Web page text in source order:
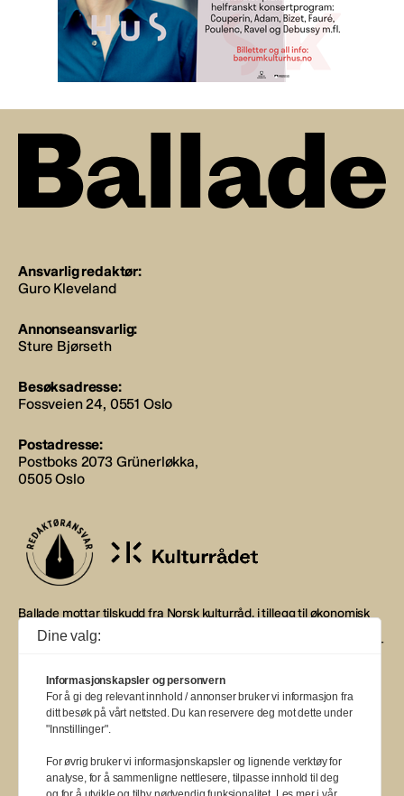
Ansvarlig redaktør:
Guro Kleveland
Annonseansvarlig:
Sture Bjørseth
Besøksadresse:
Fossveien 24, 0551 Oslo
Postadresse:
Postboks 2073 Grünerløkka,
0505 Oslo
Ballade mottar tilskudd fra Norsk kulturråd, i tillegg til økonomisk
støtte fra eierne NOPA, Norsk komponistforening og
Musikkforleggerne. Ballade drives etter Redaktør- og Vær Varsom-
BALLADE — NORGES MUSIKKMAGASIN
Dine valg:
Informasjonskapsler og personvern
For å gi deg relevant innhold / annonser bruker vi informasjon fra
ditt besøk på vårt nettsted. Du kan reservere deg mot dette under
"Innstillinger".
For øvrig bruker vi informasjonskapsler og lignende verktøy for
analyse, for å sammenligne nettlesere, tilpasse innhold til deg